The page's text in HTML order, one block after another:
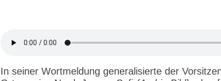
In seiner Wortmeldung generalisierte der